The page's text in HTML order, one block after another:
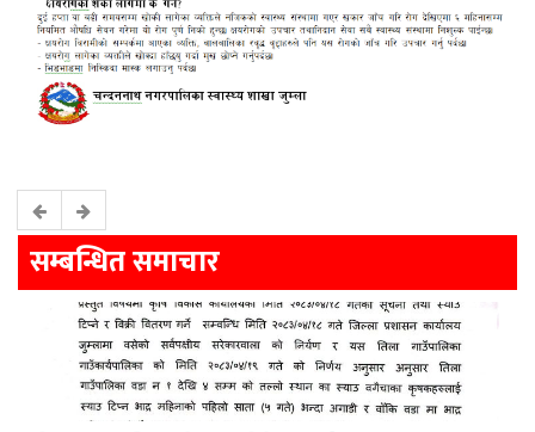
सम्बन्धित समाचार